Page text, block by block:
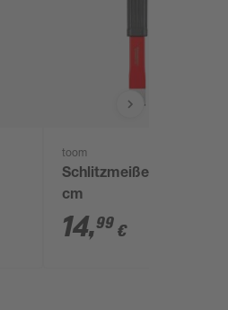
toom
Schlitzmeißel 24 x 2,6
cm
14,99 €